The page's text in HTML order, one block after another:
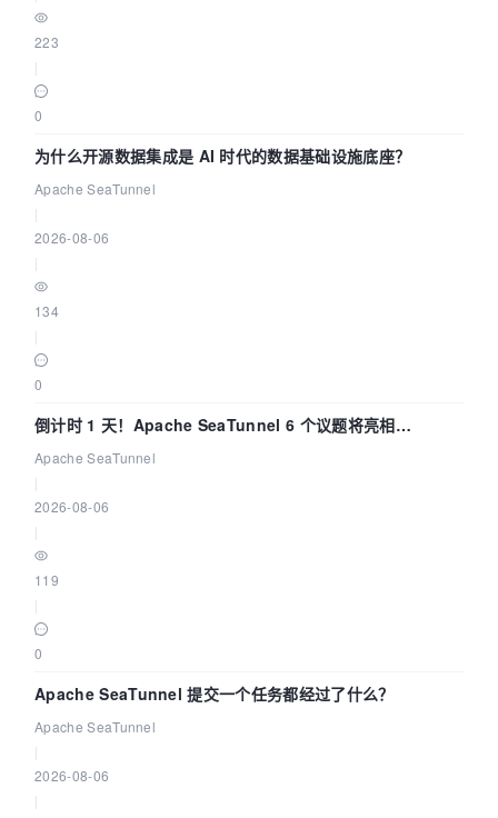
223
0
为什么开源数据集成是 AI 时代的数据基础设施底座？
Apache SeaTunnel
2026-08-06
134
0
倒计时 1 天！Apache SeaTunnel 6 个议题将亮相
Community Over Code Asia 2026
Apache SeaTunnel
2026-08-06
119
0
Apache SeaTunnel 提交一个任务都经过了什么？
Apache SeaTunnel
2026-08-06